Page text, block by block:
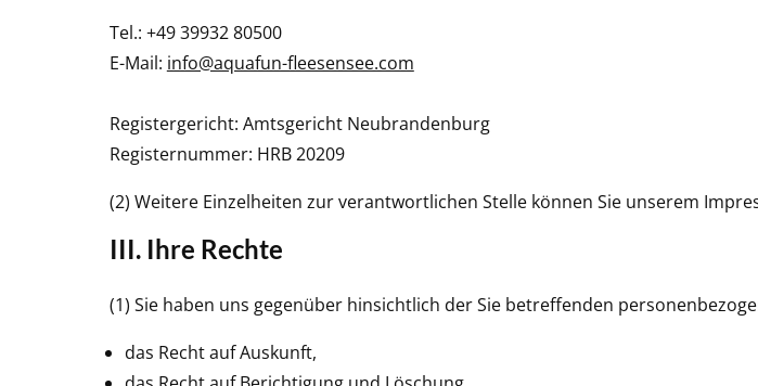
Tel.: +49 39932 80500
E-Mail: info@aquafun-fleesensee.com
Registergericht: Amtsgericht Neubrandenburg
Registernummer: HRB 20209
(2) Weitere Einzelheiten zur verantwortlichen Stelle können Sie unserem
III. Ihre Rechte
(1) Sie haben uns gegenüber hinsichtlich der Sie betreffenden
das Recht auf Auskunft,